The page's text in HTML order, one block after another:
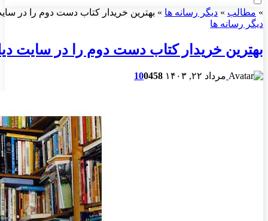
» مطالب » دیگر رسانه ها » بهترین خریدار کتاب دست دوم را در
دیگر رسانه ها
بهترین خریدار کتاب دست دوم را در سایت
مرداد ۲۲, ۱۴۰۳ 100458